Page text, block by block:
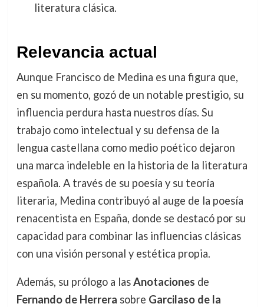
literatura clásica.
Relevancia actual
Aunque Francisco de Medina es una figura que,
en su momento, gozó de un notable prestigio, su
influencia perdura hasta nuestros días. Su
trabajo como intelectual y su defensa de la
lengua castellana como medio poético dejaron
una marca indeleble en la historia de la literatura
española. A través de su poesía y su teoría
literaria, Medina contribuyó al auge de la poesía
renacentista en España, donde se destacó por su
capacidad para combinar las influencias clásicas
con una visión personal y estética propia.
Además, su prólogo a lasAnotaciones de
Fernando de Herrera sobre Garcilaso de la